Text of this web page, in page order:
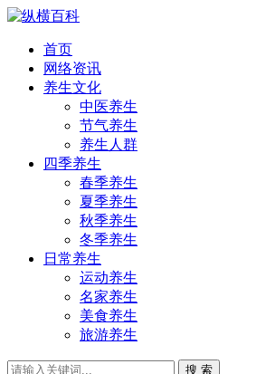
首页
网络资讯
养生文化
中医养生
节气养生
养生人群
四季养生
春季养生
夏季养生
秋季养生
冬季养生
日常养生
运动养生
名家养生
美食养生
旅游养生
搜 索